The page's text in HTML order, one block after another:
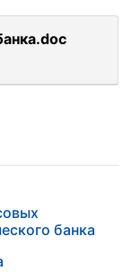
банка